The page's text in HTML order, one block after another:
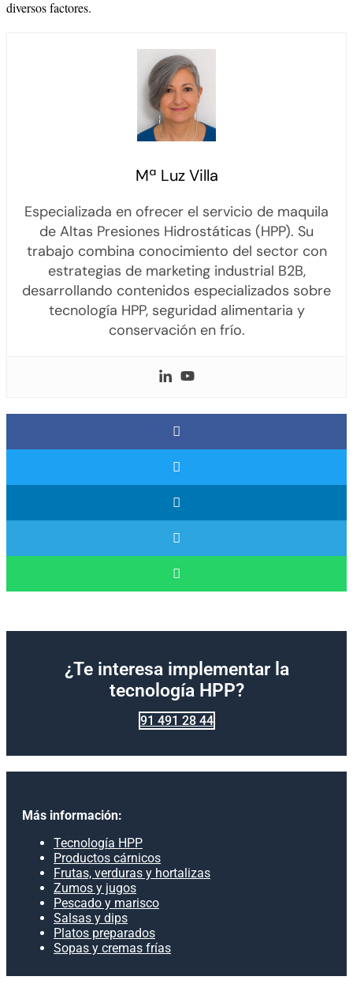
diversos factores.
Mª Luz Villa
Especializada en ofrecer el servicio de maquila
de Altas Presiones Hidrostáticas (HPP). Su
trabajo combina conocimiento del sector con
estrategias de marketing industrial B2B,
desarrollando contenidos especializados sobre
tecnología HPP, seguridad alimentaria y
conservación en frío.
¿Te interesa implementar la
tecnología HPP?
91 491 28 44
Más información:
Tecnología HPP
Productos cárnicos
Frutas, verduras y hortalizas
Zumos y jugos
Pescado y marisco
Salsas y dips
Platos preparados
Sopas y cremas frías